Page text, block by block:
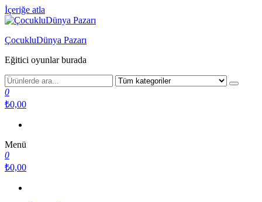
İçeriğe atla
ÇocukluDünya Pazarı
Eğitici oyunlar burada
0
₺0,00
Menü
0
₺0,00